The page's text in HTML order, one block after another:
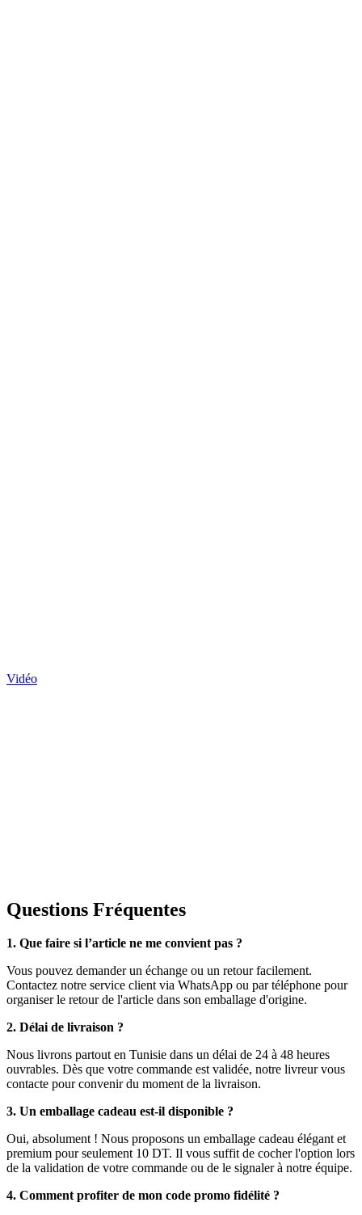
Vidéo
Questions Fréquentes
1. Que faire si l’article ne me convient pas ?
Vous pouvez demander un échange ou un retour facilement.
Contactez notre service client via WhatsApp ou par téléphone pour
organiser le retour de l'article dans son emballage d'origine.
2. Délai de livraison ?
Nous livrons partout en Tunisie dans un délai de 24 à 48 heures
ouvrables. Dès que votre commande est validée, notre livreur vous
contacte pour convenir du moment de la livraison.
3. Un emballage cadeau est-il disponible ?
Oui, absolument ! Nous proposons un emballage cadeau élégant et
premium pour seulement 10 DT. Il vous suffit de cocher l'option lors
de la validation de votre commande ou de le signaler à notre équipe.
4. Comment profiter de mon code promo fidélité ?